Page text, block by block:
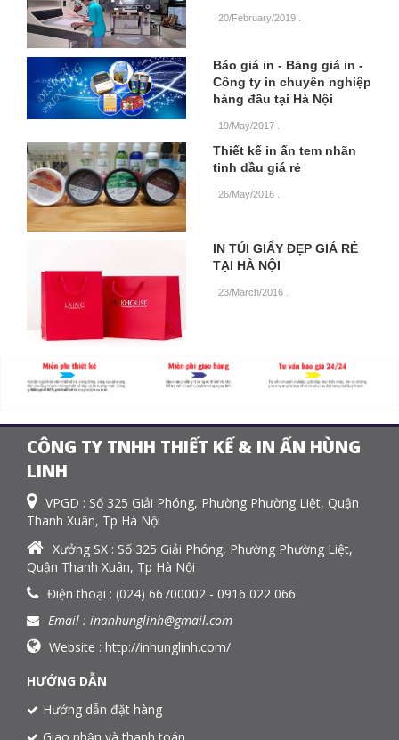
20/February/2019
Báo giá in - Bảng giá in -
Công ty in chuyên nghiệp
hàng đầu tại Hà Nội
19/May/2017
Thiết kế in ấn tem nhãn
tinh dầu giá rẻ
26/May/2016
IN TÚI GIẤY ĐẸP GIÁ RẺ
TẠI HÀ NỘI
23/March/2016
CÔNG TY TNHH THIẾT KẾ & IN ẤN HÙNG
LINH
VPGD : Số 325 Giải Phóng, Phường Phường Liệt, Quận
Thanh Xuân, Tp Hà Nội
Xưởng SX : Số 325 Giải Phóng, Phường Phường Liệt,
Quận Thanh Xuân, Tp Hà Nội
Điện thoại : (024) 66700002 - 0916 022 066
Email : inanhunglinh@gmail.com
Website : http://inhunglinh.com/
HƯỚNG DẪN
Hướng dẫn đặt hàng